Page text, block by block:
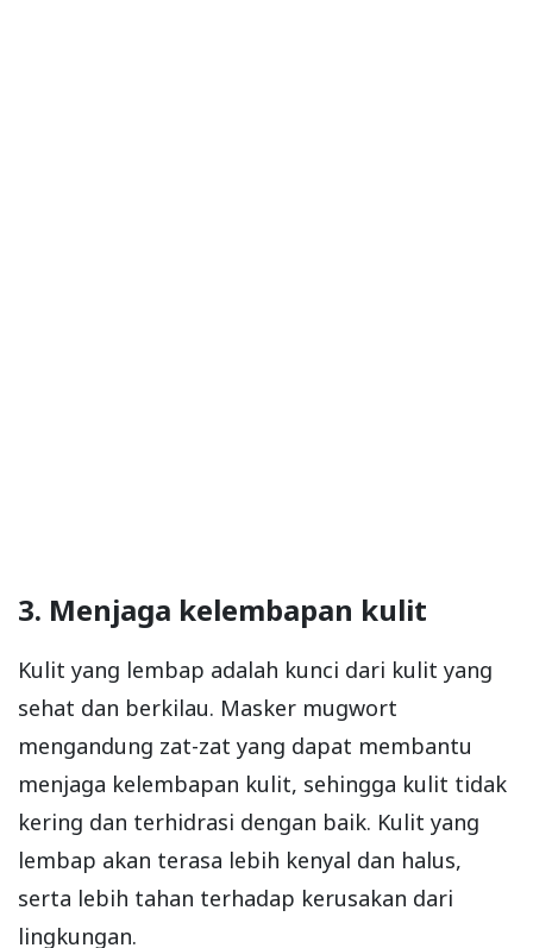
3. Menjaga kelembapan kulit
Kulit yang lembap adalah kunci dari kulit yang
sehat dan berkilau. Masker mugwort
mengandung zat-zat yang dapat membantu
menjaga kelembapan kulit, sehingga kulit tidak
kering dan terhidrasi dengan baik. Kulit yang
lembap akan terasa lebih kenyal dan halus,
serta lebih tahan terhadap kerusakan dari
lingkungan.